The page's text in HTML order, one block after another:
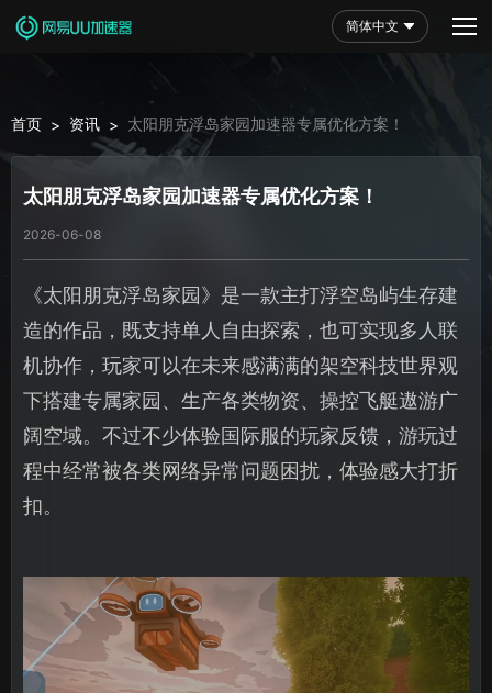
简体中文
首页 > 资讯 > 太阳朋克浮岛家园加速器专属优化方案！
太阳朋克浮岛家园加速器专属优化方案！
2026-06-08
《太阳朋克浮岛家园》是一款主打浮空岛屿生存建
造的作品，既支持单人自由探索，也可实现多人联
机协作，玩家可以在未来感满满的架空科技世界观
下搭建专属家园、生产各类物资、操控飞艇遨游广
阔空域。不过不少体验国际服的玩家反馈，游玩过
程中经常被各类网络异常问题困扰，体验感大打折
扣。